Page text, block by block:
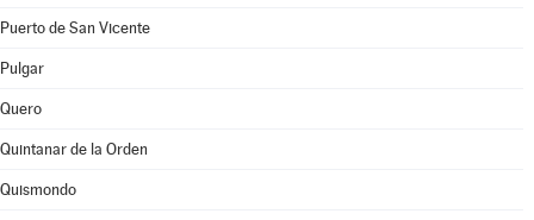
Puerto de San Vicente
Pulgar
Quero
Quintanar de la Orden
Quismondo